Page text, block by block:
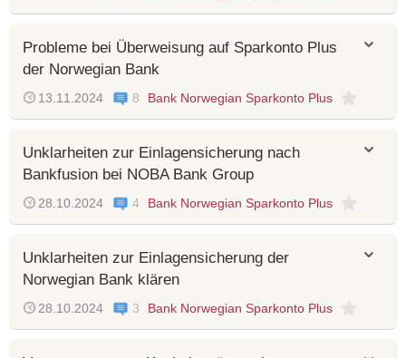
Probleme bei Überweisung auf Sparkonto Plus
der Norwegian Bank
13.11.2024 8 Bank Norwegian Sparkonto Plus
Unklarheiten zur Einlagensicherung nach
Bankfusion bei NOBA Bank Group
28.10.2024 4 Bank Norwegian Sparkonto Plus
Unklarheiten zur Einlagensicherung der
Norwegian Bank klären
28.10.2024 3 Bank Norwegian Sparkonto Plus